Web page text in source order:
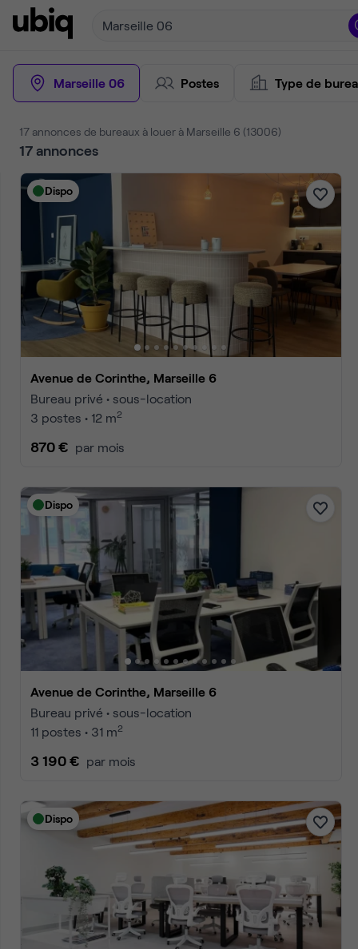
Marseille 06
Marseille 06 Postes Type de
17 annonces de bureaux à louer à Marseille 6 (13006)
17 annonces